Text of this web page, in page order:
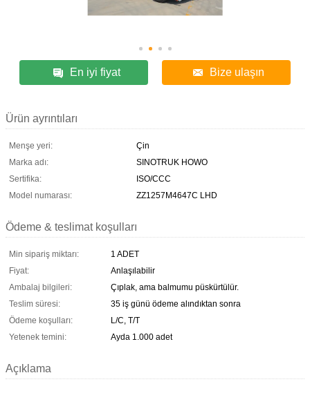
En iyi fiyat Bize ulaşın
Ürün ayrıntıları
Menşe yeri:
Çin
Marka adı:
SINOTRUK HOWO
Sertifika:
ISO/CCC
Model numarası:
ZZ1257M4647C LHD
Ödeme & teslimat koşulları
Min sipariş miktarı:
1 ADET
Fiyat:
Anlaşılabilir
Ambalaj bilgileri:
Çıplak, ama balmumu püskürtülür.
Teslim süresi:
35 iş günü ödeme alındıktan sonra
Ödeme koşulları:
L/C, T/T
Yetenek temini:
Ayda 1.000 adet
Açıklama